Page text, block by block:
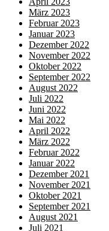
März 2023
Februar 2023
Januar 2023
Dezember 2022
November 2022
Oktober 2022
September 2022
August 2022
Juli 2022
Juni 2022
Mai 2022
April 2022
März 2022
Februar 2022
Januar 2022
Dezember 2021
November 2021
Oktober 2021
September 2021
August 2021
Juli 2021